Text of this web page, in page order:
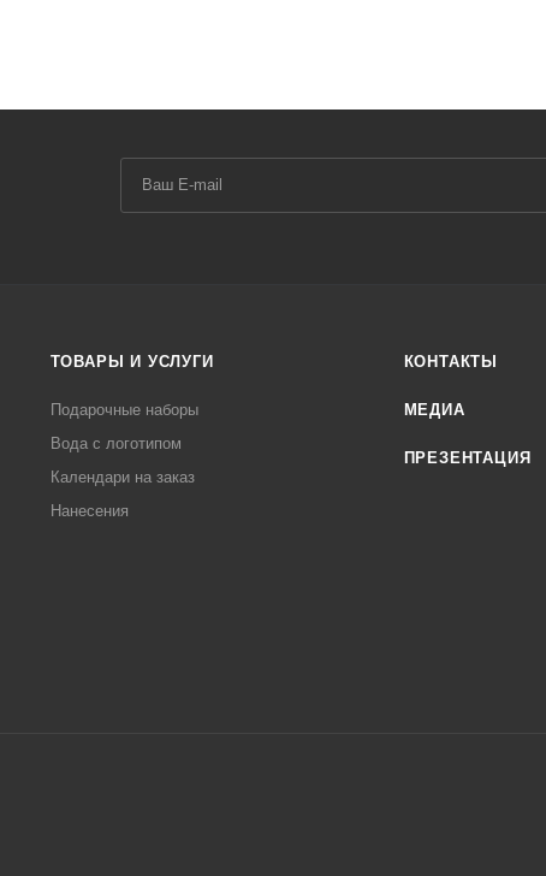
ТОВАРЫ И УСЛУГИ
Подарочные наборы
Вода с логотипом
Календари на заказ
Нанесения
КОНТАКТЫ
МЕДИА
ПРЕЗЕНТАЦИЯ